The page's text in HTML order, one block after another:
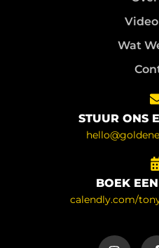
Wat
STUUR ONS
BOEK
calendly.com/